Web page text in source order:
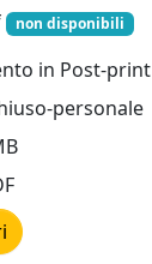
non disponibili
in Post-print
personale